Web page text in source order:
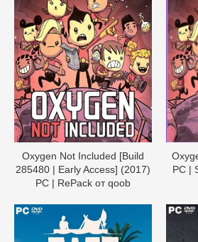
Oxygen Not Included [Build
285480 | Early Access] (2017)
PC | RePack от qoob
PC |